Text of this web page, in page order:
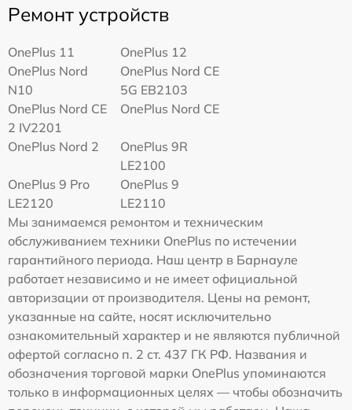
Ремонт устройств
OnePlus 11
OnePlus 12
OnePlus Nord
N10
OnePlus Nord CE
5G EB2103
OnePlus Nord CE
2 IV2201
OnePlus Nord CE
OnePlus Nord 2
OnePlus 9R
LE2100
OnePlus 9 Pro
LE2120
OnePlus 9
LE2110
Мы занимаемся ремонтом и техническим
обслуживанием техники OnePlus по истечении
гарантийного периода. Наш центр в Барнауле
работает независимо и не имеет официальной
авторизации от производителя. Цены на ремонт,
указанные на сайте, носят исключительно
ознакомительный характер и не являются публичной
офертой согласно п. 2 ст. 437 ГК РФ. Названия и
обозначения торговой марки OnePlus упоминаются
только в информационных целях — чтобы обозначить